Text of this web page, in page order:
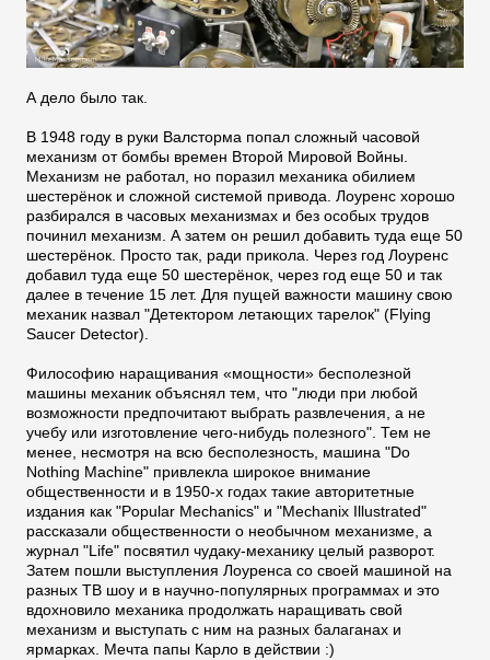
А дело было так.
В 1948 году в руки Валсторма попал сложный часовой
механизм от бомбы времен Второй Мировой Войны.
Механизм не работал, но поразил механика обилием
шестерёнок и сложной системой привода. Лоуренс хорошо
разбирался в часовых механизмах и без особых трудов
починил механизм. А затем он решил добавить туда еще 50
шестерёнок. Просто так, ради прикола. Через год Лоуренс
добавил туда еще 50 шестерёнок, через год еще 50 и так
далее в течение 15 лет. Для пущей важности машину свою
механик назвал "Детектором летающих тарелок" (Flying
Saucer Detector).
Философию наращивания «мощности» бесполезной
машины механик объяснял тем, что "люди при любой
возможности предпочитают выбрать развлечения, а не
учебу или изготовление чего-нибудь полезного". Тем не
менее, несмотря на всю бесполезность, машина "Do
Nothing Machine" привлекла широкое внимание
общественности и в 1950-х годах такие авторитетные
издания как "Popular Mechanics" и "Mechanix Illustrated"
рассказали общественности о необычном механизме, а
журнал "Life" посвятил чудаку-механику целый разворот.
Затем пошли выступления Лоуренса со своей машиной на
разных ТВ шоу и в научно-популярных программах и это
вдохновило механика продолжать наращивать свой
механизм и выступать с ним на разных балаганах и
ярмарках. Мечта папы Карло в действии :)